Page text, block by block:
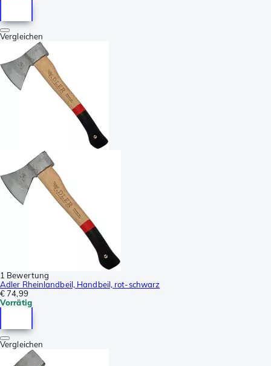
Vergleichen
1 Bewertung
Adler Rheinlandbeil, Handbeil, rot-schwarz
€ 74,99
Vorrätig
Vergleichen